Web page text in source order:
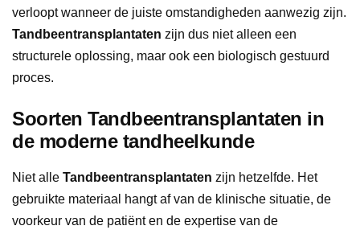
verloopt wanneer de juiste omstandigheden aanwezig zijn.
Tandbeentransplantaten zijn dus niet alleen een
structurele oplossing, maar ook een biologisch gestuurd
proces.
Soorten Tandbeentransplantaten in
de moderne tandheelkunde
Niet alle Tandbeentransplantaten zijn hetzelfde. Het
gebruikte materiaal hangt af van de klinische situatie, de
voorkeur van de patiënt en de expertise van de